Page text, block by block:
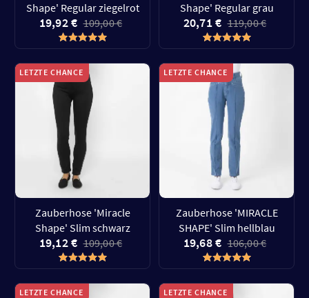
Shape' Regular ziegelrot
19,92 € 109,00 €
Shape' Regular grau
20,71 € 119,00 €
LETZTE CHANCE
Zauberhose 'Miracle
Shape' Slim schwarz
19,12 € 109,00 €
LETZTE CHANCE
Zauberhose 'MIRACLE
SHAPE' Slim hellblau
19,68 € 106,00 €
LETZTE CHANCE LETZTE CHANCE